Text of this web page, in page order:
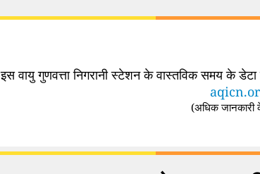
इस वायु गुणवत्ता निगरानी स्टेशन के वास्तविक समय के
(अधिक